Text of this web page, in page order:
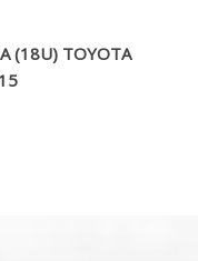
(18U) TOYOTA